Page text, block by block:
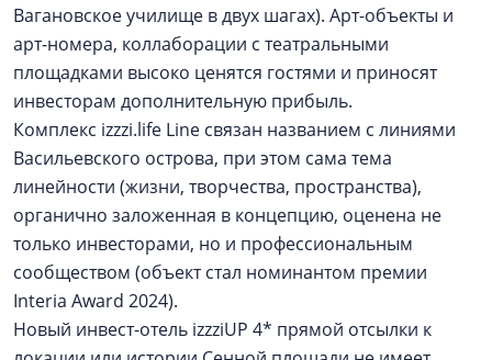
Вагановское училище в двух шагах). Арт-объекты и
арт-номера, коллаборации с театральными
площадками высоко ценятся гостями и приносят
инвесторам дополнительную прибыль.
Комплекс izzzi.life Line связан названием с линиями
Васильевского острова, при этом сама тема
линейности (жизни, творчества, пространства),
органично заложенная в концепцию, оценена не
только инвесторами, но и профессиональным
сообществом (объект стал номинантом премии
Interia Award 2024).
Новый инвест-отель izzziUP 4* прямой отсылки к